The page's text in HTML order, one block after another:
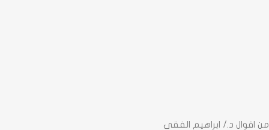
من اقوال د./ ابراهيم الفقى